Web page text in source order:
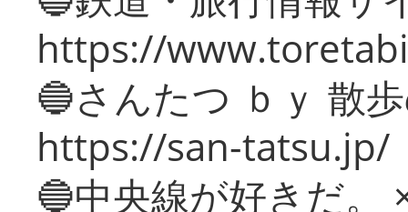
https://
🔵さんたつ ｂｙ 散
https://san-tatsu.jp/
🔵中央線が好きだ。